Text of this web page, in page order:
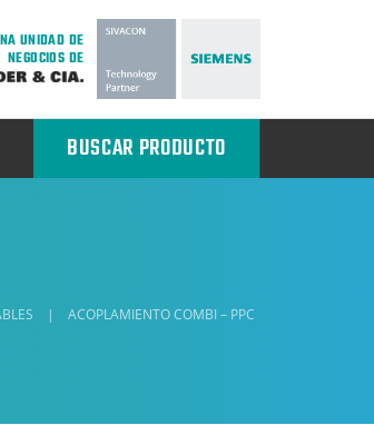
UNIDAD DE
NEGOCIOS DE
BUSCAR PRODUCTO
|
ACOPLAMIENTO COMBI – PPC